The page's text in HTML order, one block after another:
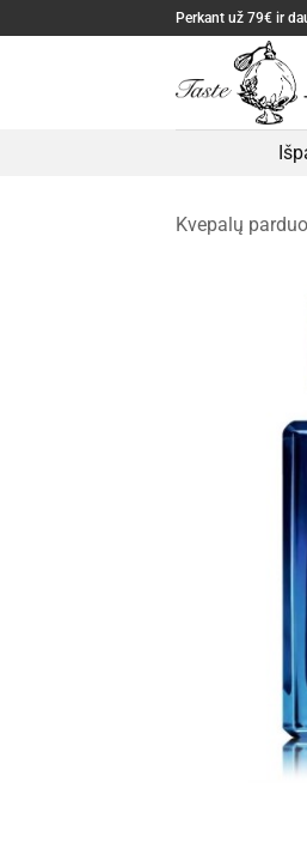
to
Perkant už 79€ ir
Kvepalų